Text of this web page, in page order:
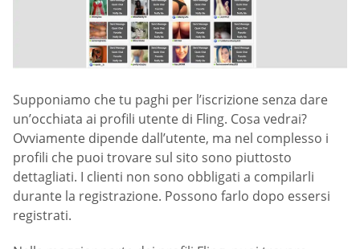
Supponiamo che tu paghi per l’iscrizione senza dare
un’occhiata ai profili utente di Fling. Cosa vedrai?
Ovviamente dipende dall’utente, ma nel complesso i
profili che puoi trovare sul sito sono piuttosto
dettagliati. I clienti non sono obbligati a compilarli
durante la registrazione. Possono farlo dopo essersi
registrati.